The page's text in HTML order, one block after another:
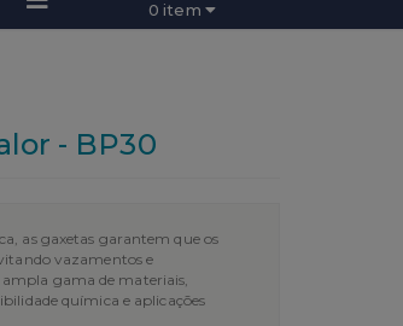
0 item
- BP30
as gaxetas garantem que os
vazamentos e
gama de materiais,
química e aplicações